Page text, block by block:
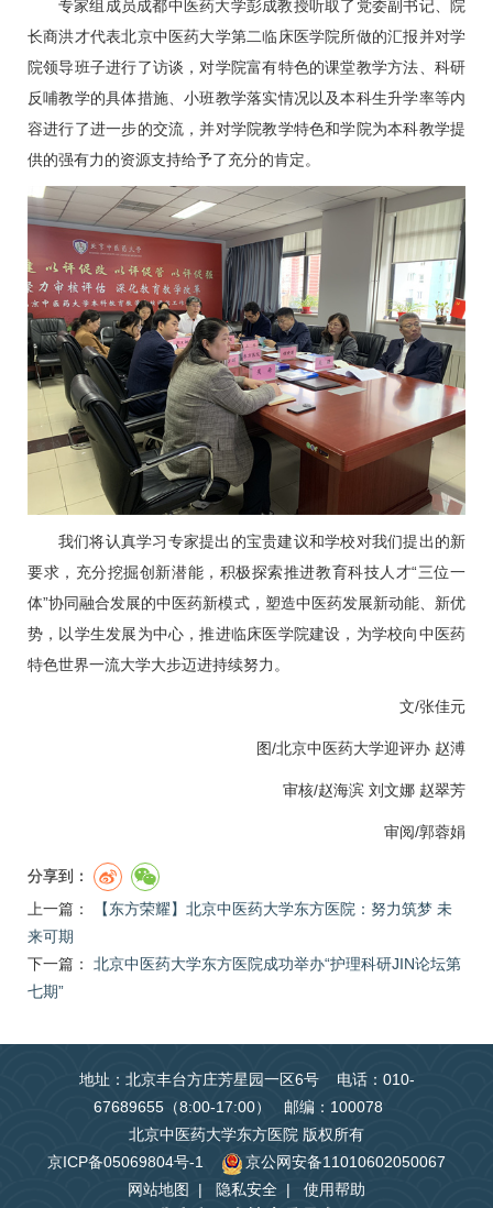
专家组成员成都中医药大学彭成教授听取了党委副书记、院
长商洪才代表北京中医药大学第二临床医学院所做的汇报并对学
院领导班子进行了访谈，对学院富有特色的课堂教学方法、科研
反哺教学的具体措施、小班教学落实情况以及本科生升学率等内
容进行了进一步的交流，并对学院教学特色和学院为本科教学提
供的强有力的资源支持给予了充分的肯定。
我们将认真学习专家提出的宝贵建议和学校对我们提出的新
要求，充分挖掘创新潜能，积极探索推进教育科技人才“三位一
体”协同融合发展的中医药新模式，塑造中医药发展新动能、新优
势，以学生发展为中心，推进临床医学院建设，为学校向中医药
特色世界一流大学大步迈进持续努力。
文/张佳元
图/北京中医药大学迎评办 赵溥
审核/赵海滨 刘文娜 赵翠芳
审阅/郭蓉娟
分享到：
上一篇：
【东方荣耀】北京中医药大学东方医院：努力筑梦 未
来可期
下一篇：
北京中医药大学东方医院成功举办“护理科研JIN论坛第
七期”
地址：北京丰台方庄芳星园一区6号 电话：010-
67689655（8:00-17:00） 邮编：100078
北京中医药大学东方医院 版权所有
京ICP备05069804号-1
京公网安备11010602050067
网站地图
| 隐私安全 | 使用帮助